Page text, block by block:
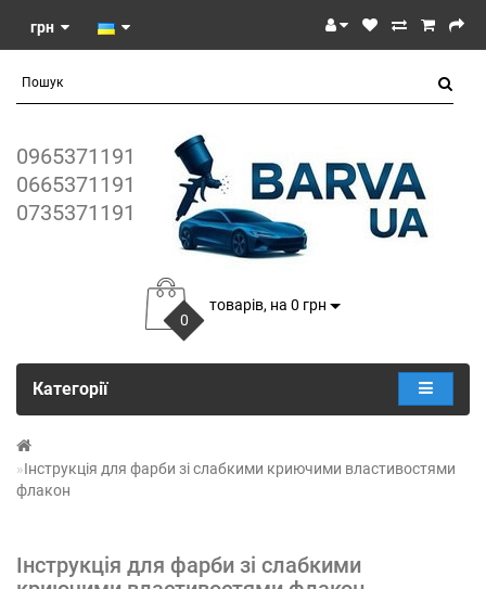
грн
0965371191
0665371191
0735371191
0
товарів, на 0 грн
Категорії
Інструкція для фарби зі слабкими криючими властивостями
флакон
Інструкція для фарби зі слабкими